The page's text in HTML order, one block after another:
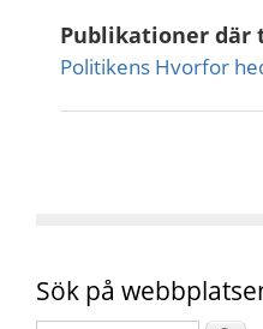
Publikationer där
Politikens Hvorfor
Sök på